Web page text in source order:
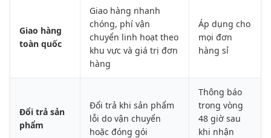
Giao hàng
toàn quốc
Giao hàng nhanh
chóng, phí vận
chuyển linh hoạt theo
khu vực và giá trị đơn
hàng
Áp dụng cho
mọi đơn
hàng sỉ
Đổi trả sản
phẩm
Đổi trả khi sản phẩm
lỗi do vận chuyển
hoặc đóng gói
Thông báo
trong vòng
48 giờ sau
khi nhận